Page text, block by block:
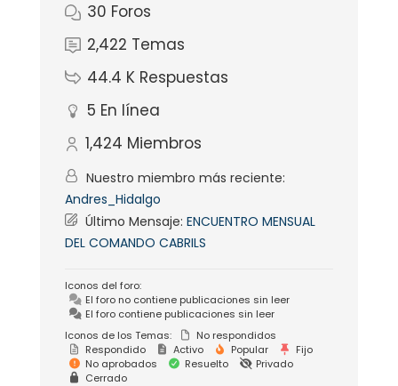
30 Foros
2,422 Temas
44.4 K Respuestas
5 En línea
1,424 Miembros
Nuestro miembro más reciente:
Andres_Hidalgo
Último Mensaje: ENCUENTRO MENSUAL
DEL COMANDO CABRILS
Iconos del foro:
El foro no contiene publicaciones sin leer
El foro contiene publicaciones sin leer
Iconos de los Temas:
No respondidos
Respondido
Activo Popular
Fijo
No aprobados
Resuelto
Privado
Cerrado